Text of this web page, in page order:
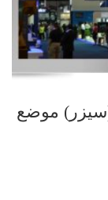
(سيزر) موضع